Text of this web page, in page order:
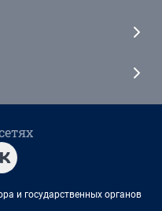
и государственных органов